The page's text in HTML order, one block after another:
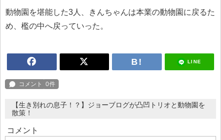
動物園を堪能した3人、きんちゃんは本業の動物園に戻るた
め、檻の中へ戻っていった。
LINE
【生き別れの息子！？】ジョーブログが凸凹トリオと動物園を
散策！